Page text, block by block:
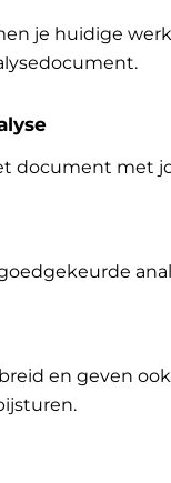
je huidige
document met
en geven